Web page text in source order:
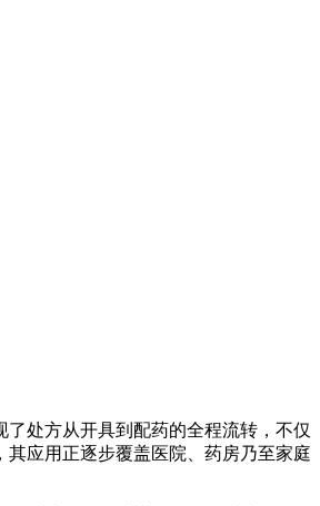
处方从开具到配药的全程流转，不仅
应用正逐步覆盖医院、药房乃至家庭